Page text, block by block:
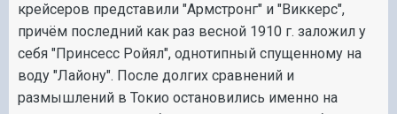
крейсеров представили "Армстронг" и "Виккерс",
причём последний как раз весной 1910 г. заложил у
себя "Принсесс Ройял", однотипный спущенному на
воду "Лайону". После долгих сравнений и
размышлений в Токио остановились именно на